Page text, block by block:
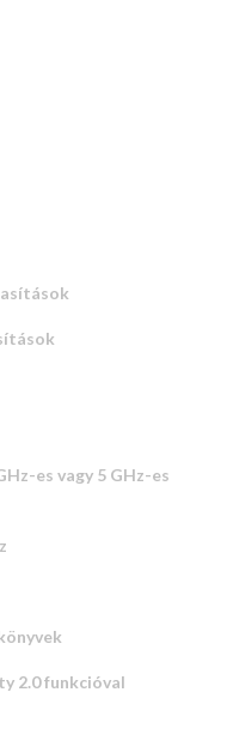
es vagy 5 GHz-es
2.0 funkcióval